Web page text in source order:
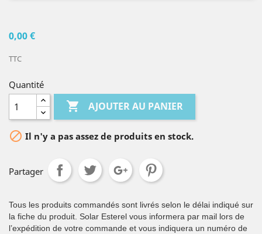
0,00 €
TTC
Quantité
 AJOUTER AU PANIER
 Il n'y a pas assez de produits en stock.
Partager
Tous les produits commandés sont livrés selon le délai indiqué sur
la fiche du produit. Solar Esterel vous informera par mail lors de
l’expédition de votre commande et vous indiquera un numéro de